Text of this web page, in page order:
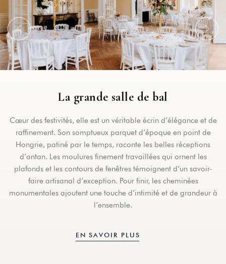
La grande salle de bal
Cœur des festivités, elle est un véritable écrin d’élégance et de
raffinement. Son somptueux parquet d’époque en point de
Hongrie, patiné par le temps, raconte les belles réceptions
d’antan. Les moulures finement travaillées qui ornent les
plafonds et les contours de fenêtres témoignent d’un savoir-
faire artisanal d’exception. Pour finir, les cheminées
monumentales ajoutent une touche d’intimité et de grandeur à
l’ensemble.
EN SAVOIR PLUS